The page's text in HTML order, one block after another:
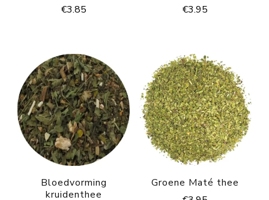
€3.85
€3.95
Bloedvorming
kruidenthee
Groene Maté thee